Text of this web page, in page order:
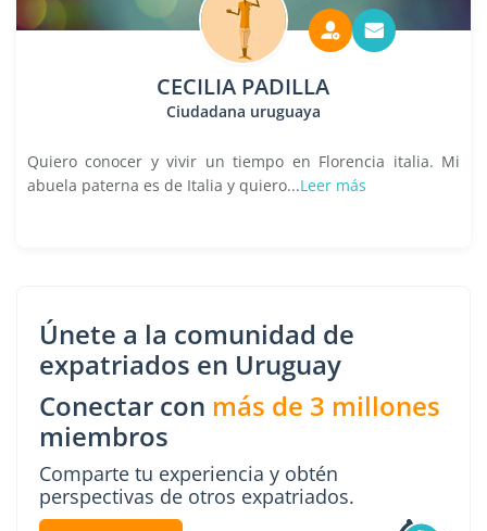
CECILIA PADILLA
Ciudadana uruguaya
Quiero conocer y vivir un tiempo en Florencia italia. Mi
abuela paterna es de Italia y quiero...Leer más
Únete a la comunidad de
expatriados en Uruguay
Conectar con más de 3 millones
miembros
Comparte tu experiencia y obtén
perspectivas de otros expatriados.